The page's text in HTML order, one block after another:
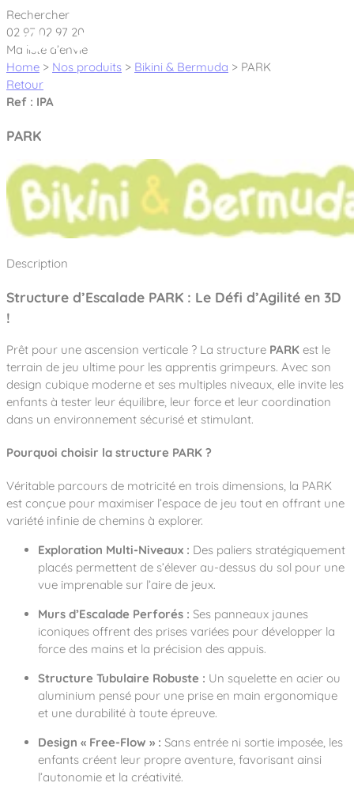
Cookies management panel
Créateur et fabricant d’aires de jeux &
Nos dernières actualités
À propos
Nos engagements
Notre partenariat avec l’association Rêves de clown
Notre entreprise
Notre équipe
Nous rejoindre
Aires de jeux Bikini & Bermuda®
Tous nos jeux
Jeux recyclés
Nos univers
Sport & Fitness Sport&Co®
Agrès fitness
Parcours de santé
Stadium Arena
Street workout
Équipements sportifs
Mobilier & accessoires
Mobilier urbain
Accessoires ludiques
Nos clients
Collectivités
Établissements scolaires
Camping et résidences de vacances
Notre expertise
Des aires intergénérationnelles de
Des aires de jeux pour tous les enfants
L’éco-conception de nos jeux
La végétalisation des cours d’école
Nos matériaux
Nos fonctions ludiques & sportives
Nos sols amortissants
Contact
Les questions fréquentes
Catalogues
Rechercher
02 97 02 97 20
Ma liste d’envie
Home > Nos produits > Bikini & Bermuda > PARK
Retour
Ref : IPA
PARK
Description
Structure d’Escalade PARK : Le Défi d’Agilité en 3D
!
Prêt pour une ascension verticale ? La structure PARK est le
terrain de jeu ultime pour les apprentis grimpeurs. Avec son
design cubique moderne et ses multiples niveaux, elle invite les
enfants à tester leur équilibre, leur force et leur coordination
dans un environnement sécurisé et stimulant.
Pourquoi choisir la structure PARK ?
Véritable parcours de motricité en trois dimensions, la PARK
est conçue pour maximiser l’espace de jeu tout en offrant une
variété infinie de chemins à explorer.
Exploration Multi-Niveaux : Des paliers stratégiquement
placés permettent de s’élever au-dessus du sol pour une
vue imprenable sur l’aire de jeux.
Murs d’Escalade Perforés : Ses panneaux jaunes
iconiques offrent des prises variées pour développer la
force des mains et la précision des appuis.
Structure Tubulaire Robuste : Un squelette en acier ou
aluminium pensé pour une prise en main ergonomique
et une durabilité à toute épreuve.
Design « Free-Flow » : Sans entrée ni sortie imposée, les
enfants créent leur propre aventure, favorisant ainsi
l’autonomie et la créativité.